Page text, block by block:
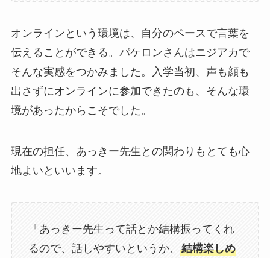
オンラインという環境は、自分のペースで言葉を
伝えることができる。パケロンさんはニジアカで
そんな実感をつかみました。入学当初、声も顔も
出さずにオンラインに参加できたのも、そんな環
境があったからこそでした。
現在の担任、あっきー先生との関わりもとても心
地よいといいます。
「あっきー先生って話とか結構振ってくれ
るので、話しやすいというか、 結構楽しめ